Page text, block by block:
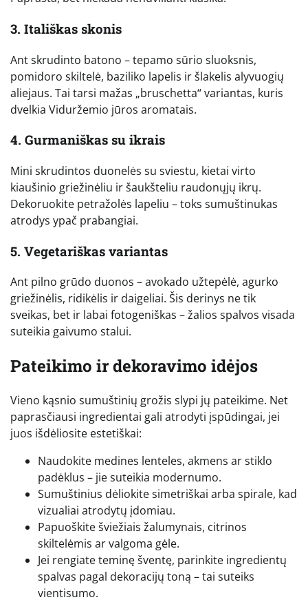
3. Itališkas skonis
Ant skrudinto batono – tepamo sūrio sluoksnis,
pomidoro skiltelė, baziliko lapelis ir šlakelis alyvuogių
aliejaus. Tai tarsi mažas „bruschetta“ variantas, kuris
dvelkia Viduržemio jūros aromatais.
4. Gurmaniškas su ikrais
Mini skrudintos duonelės su sviestu, kietai virto
kiaušinio griežinėliu ir šaukšteliu raudonųjų ikrų.
Dekoruokite petražolės lapeliu – toks sumuštinukas
atrodys ypač prabangiai.
5. Vegetariškas variantas
Ant pilno grūdo duonos – avokado užtepėlė, agurko
griežinėlis, ridikėlis ir daigeliai. Šis derinys ne tik
sveikas, bet ir labai fotogeniškas – žalios spalvos visada
suteikia gaivumo stalui.
Pateikimo ir dekoravimo idėjos
Vieno kąsnio sumuštinių grožis slypi jų pateikime. Net
paprasčiausi ingredientai gali atrodyti įspūdingai, jei
juos išdėliosite estetiškai:
Naudokite medines lenteles, akmens ar stiklo
padėklus – jie suteikia modernumo.
Sumuštinius dėliokite simetriškai arba spirale, kad
vizualiai atrodytų įdomiau.
Papuoškite šviežiais žalumynais, citrinos
skiltelėmis ar valgoma gėle.
Jei rengiate teminę šventę, parinkite ingredientų
spalvas pagal dekoracijų toną – tai suteiks
vientisumo.